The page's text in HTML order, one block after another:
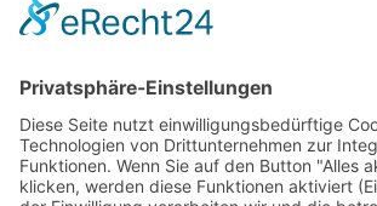
Verband Unabhängiger